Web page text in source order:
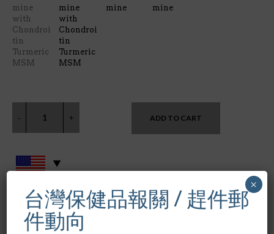
ADD TO CART
CATEGORIES:VIMERSON HEALTH, 葡萄糖胺軟骨素 GLUCOSAMINE
CHONDROITIN,關節保養品 JOINT HEALTH
台灣保健品報關 / 趕件郵
件動向
×